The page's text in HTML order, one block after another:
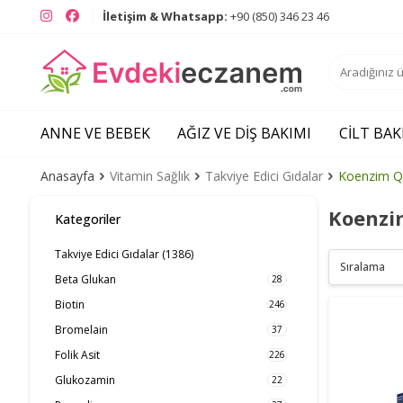
InstagramFacebookİletişim & Whatsapp: +90 (850) 346 23 46
ANNE VE BEBEK AĞIZ VE DIŞ BAKIMI CILT
Anasayfa Vitamin Sağlık Takviye Edici Gıdalar Koenzim
Kategoriler
Takviye Edici Gıdalar (1386)
Beta Glukan
28
Biotin 246
Bromelain 37
Folik Asit 226
Glukozamin 22